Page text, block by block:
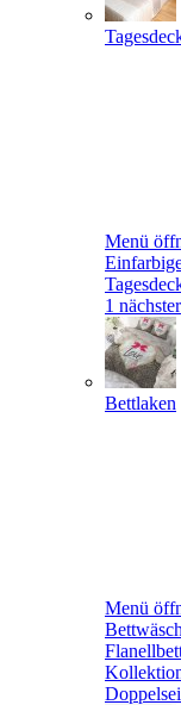
Menü
1 nächster
Bettlaken
Menü